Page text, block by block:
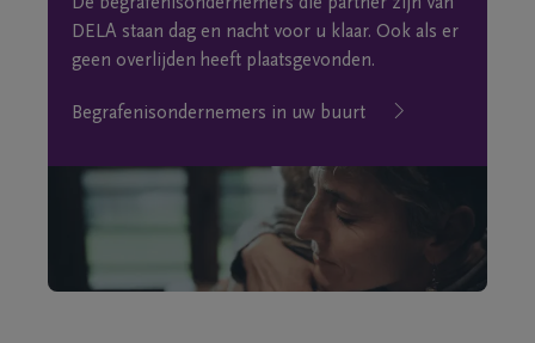
DELA staan dag en nacht voor u klaar. Ook als er
geen overlijden heeft plaatsgevonden.
Begrafenisondernemers in uw buurt